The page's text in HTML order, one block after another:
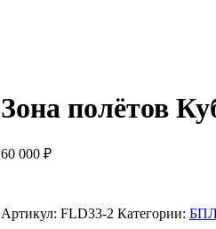
Зона полётов
60 000 ₽
Артикул: FLD33-2 Категории: